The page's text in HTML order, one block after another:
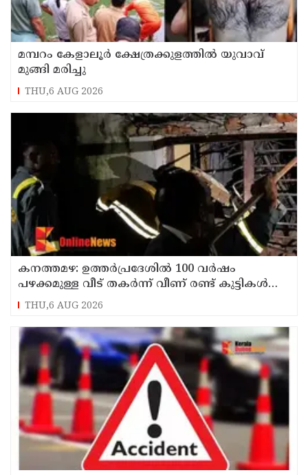
മമ്പറം കേളാലൂർ ക്ഷേത്രക്കുളത്തിൽ യുവാവ്
മുങ്ങി മരിച്ചു
THU,6 AUG 2026
കനത്തമഴ: ഉത്തര്‍പ്രദേശില്‍ 100 വര്‍ഷം
പഴക്കമുള്ള വീട് തകര്‍ന്ന് വീണ് രണ്ട് കുട്ടികള്‍
ഉള്‍പ്പടെ 6 പേര്‍ക്ക് ദാരുണാന്ത്യം
THU,6 AUG 2026